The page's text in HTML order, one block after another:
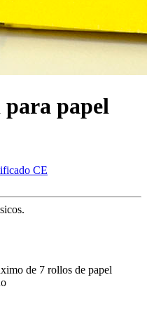
papel
CE
de 7 rollos de papel